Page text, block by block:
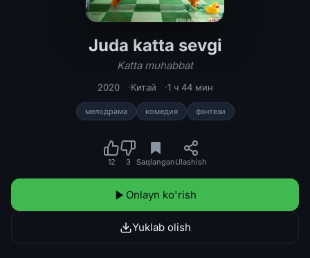
Juda katta sevgi
Juda katta sevgi / Katta muhabbat
Katta muhabbat
2020 Китай 1 ч 44 мин
мелодрама комедия фэнтези
12 3 SaqlanganUlashish
Onlayn ko'rish
Yuklab olish